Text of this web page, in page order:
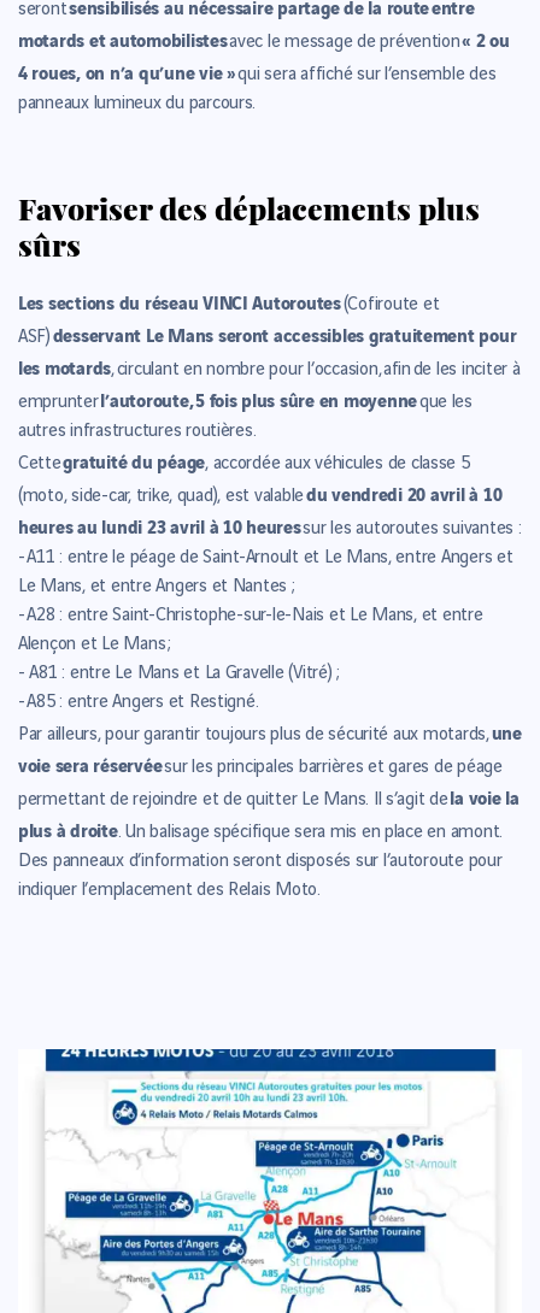
serontsensibilisés au nécessaire partage de la routeentre
motards et automobilistesavec le message de prévention« 2 ou
4 roues, on n’a qu’une vie »qui sera affiché sur l’ensemble des
panneaux lumineux du parcours.
Favoriser des déplacements plus
sûrs
Les sections du réseau VINCI Autoroutes(Cofiroute et
ASF)desservant Le Mans seront accessibles gratuitement pour
les motards,circulant en nombre pour l’occasion,afinde les inciter à
emprunterl’autoroute,5 fois plus sûre en moyenneque les
autres infrastructures routières.
Cettegratuité du péage, accordée aux véhicules de classe 5
(moto, side-car, trike, quad), est valabledu vendredi 20 avril à 10
heures au lundi 23 avril à 10 heuressur les autoroutes suivantes :
-A11 : entre le péage de Saint-Arnoult et Le Mans, entre Angers et
Le Mans, et entre Angers et Nantes ;
-A28 : entre Saint-Christophe-sur-le-Nais et Le Mans, et entre
Alençon et Le Mans ;
- A81 : entre Le Mans et La Gravelle (Vitré) ;
-A85 : entre Angers et Restigné.
Par ailleurs, pour garantir toujours plus de sécurité aux motards,une
voie sera réservéesur les principales barrières et gares de péage
permettant de rejoindre et de quitter Le Mans. Il s’agit dela voie la
plus à droite. Un balisage spécifique sera mis en place en amont.
Des panneaux d’information seront disposés sur l’autoroute pour
indiquer l’emplacement des Relais Moto.